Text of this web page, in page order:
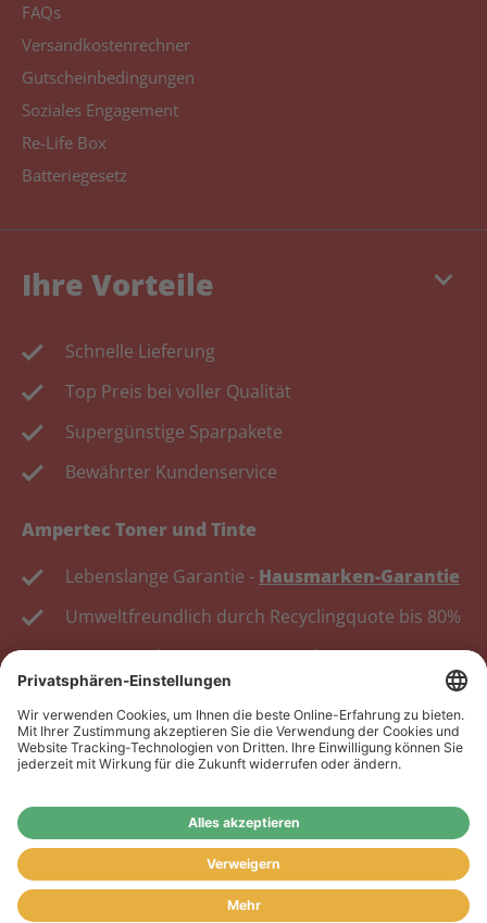
FAQs
Versandkostenrechner
Gutscheinbedingungen
Soziales Engagement
Re-Life Box
Batteriegesetz
keyboard_arrow_down
Ihre Vorteile
Schnelle Lieferung
Top Preis bei voller Qualität
Supergünstige Sparpakete
Bewährter Kundenservice
Ampertec Toner und Tinte
Lebenslange Garantie - Hausmarken-Garantie
Umweltfreundlich durch Recyclingquote bis 80%
Kosten senken, Ressourcen schonen.
Wiederverkäufer:
Wiederverkäufer sind, registrieren Sie sich bitte in
unserem Händler-Portalwww.tonerhersteller.de